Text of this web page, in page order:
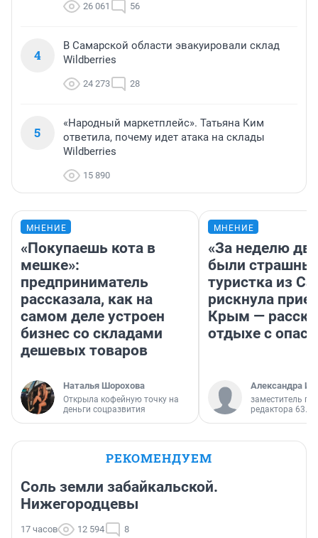
26 061 56
4
В Самарской области эвакуировали склад
Wildberries
24 273 28
5
«Народный маркетплейс». Татьяна Ким
ответила, почему идет атака на склады
Wildberries
15 890
МНЕНИЕ
«Покупаешь кота в
мешке»:
предприниматель
рассказала, как на
самом деле устроен
бизнес со складами
дешевых товаров
Наталья Шорохова
Открыла кофейную точку на
деньги соцразвития
МНЕНИЕ
«За неделю
были
туристка из
рискнула
Крым —
отдыхе с
Александра
заместитель
редактора 63.RU
РЕКОМЕНДУЕМ
Соль земли забайкальской.
Нижегородцевы
17 часов 12 594 8